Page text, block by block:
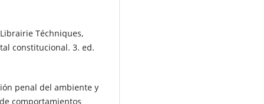
Téchniques,
constitucional. 3. ed.
penal del ambiente y
comportamientos